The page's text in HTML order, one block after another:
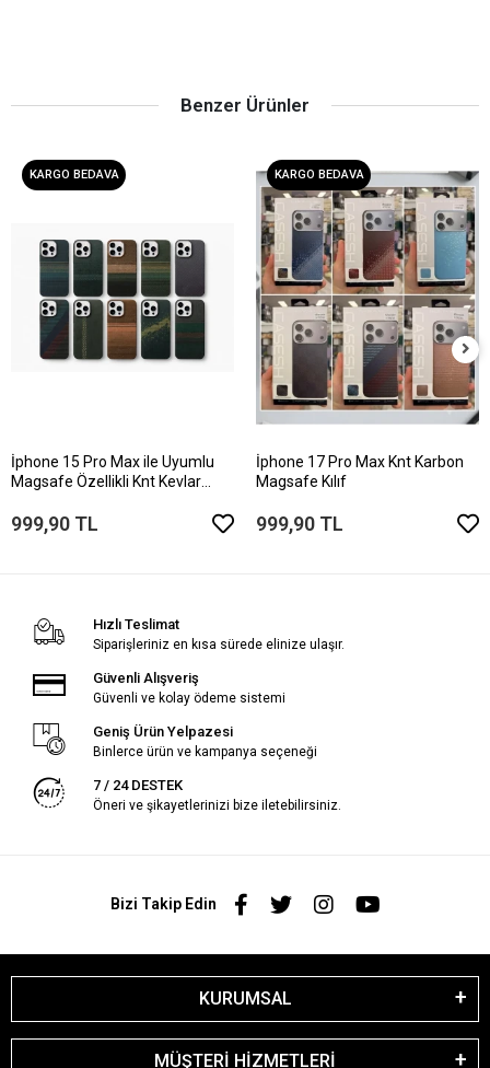
Benzer Ürünler
KARGO BEDAVA
İphone 15 Pro Max ile Uyumlu
Magsafe Özellikli Knt Kevlar
999,90 TL
KARGO BEDAVA
İphone 17 Pro Max Knt Karbon
Magsafe Kılıf
999,90 TL
Hızlı Teslimat
Siparişleriniz en kısa sürede elinize ulaşır.
Güvenli Alışveriş
Güvenli ve kolay ödeme sistemi
Geniş Ürün Yelpazesi
Binlerce ürün ve kampanya seçeneği
7 / 24 DESTEK
Öneri ve şikayetlerinizi bize iletebilirsiniz.
Bizi Takip Edin
KURUMSAL
MÜŞTERİ HİZMETLERİ